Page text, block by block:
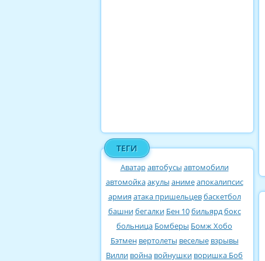
ТЕГИ
Аватаравтобусы автомобили
автомойкаакулы анимеапокалипсис
армия атака пришельцевбаскетбол
башнибегалки Бен 10бильярдбокс
больница Бомберы Бомж Хобо
Бэтмен вертолеты веселые взрывы
Вилли война войнушки воришка Боб